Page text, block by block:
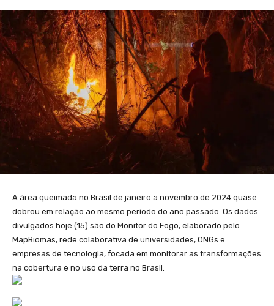
A área queimada no Brasil de janeiro a novembro de 2024 quase
dobrou em relação ao mesmo período do ano passado. Os dados
divulgados hoje (15) são do Monitor do Fogo, elaborado pelo
MapBiomas, rede colaborativa de universidades, ONGs e
empresas de tecnologia, focada em monitorar as transformações
na cobertura e no uso da terra no Brasil.